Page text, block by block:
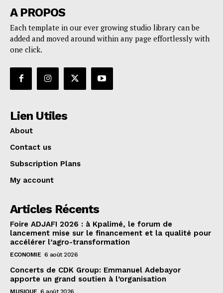
A PROPOS
Each template in our ever growing studio library can be
added and moved around within any page effortlessly with
one click.
Lien Utiles
About
Contact us
Subscription Plans
My account
Articles Récents
Foire ADJAFI 2026 : à Kpalimé, le forum de
lancement mise sur le financement et la qualité pour
accélérer l’agro-transformation
ECONOMIE 6 août 2026
Concerts de CDK Group: Emmanuel Adebayor
apporte un grand soutien à l’organisation
MUSIQUE 6 août 2026